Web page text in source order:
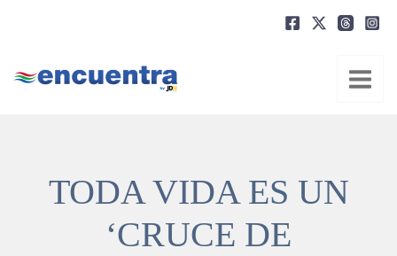
TODA VIDA ES UN
‘CRUCE DE